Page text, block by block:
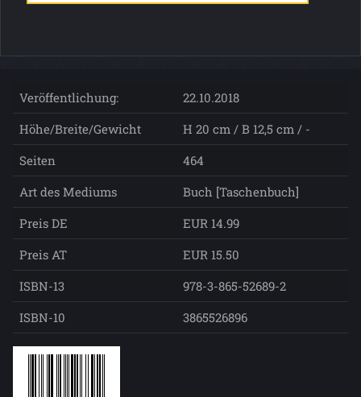
Veröffentlichung:
22.10.2018
Höhe/Breite/Gewicht
H 20 cm / B 12,5 cm / -
Seiten
464
Art des Mediums
Buch [Taschenbuch]
Preis DE
EUR 14.99
Preis AT
EUR 15.50
ISBN-13
978-3-865-52689-2
ISBN-10
3865526896